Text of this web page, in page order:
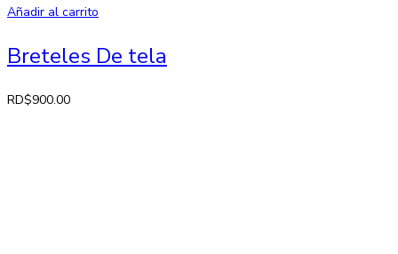
Añadir al carrito
Breteles De tela
RD$900.00